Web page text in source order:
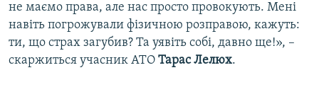
не маємо права, але нас просто провокують. Мені
навіть погрожували фізичною розправою, кажуть:
ти, що страх загубив? Та уявіть собі, давно ще!», –
скаржиться учасник АТО Тарас Лелюх.